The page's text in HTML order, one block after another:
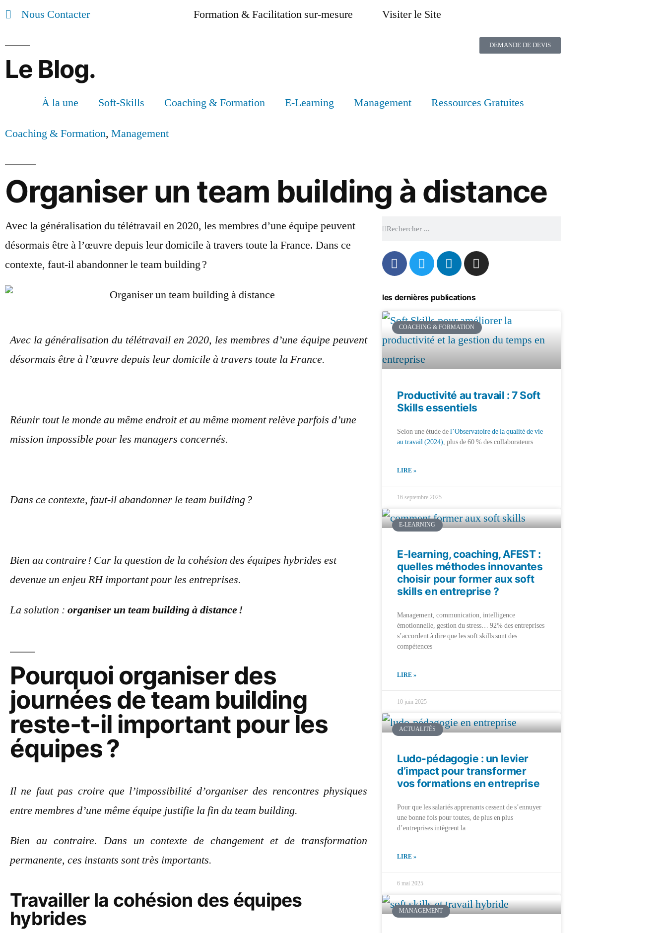
Nous Contacter Formation & Facilitation sur-mesure Visiter le Site
Le Blog.
DEMANDE DE DEVIS
À la une Soft-Skills Coaching & Formation E-Learning Management Ressources Gratuites
Coaching & Formation, Management
Organiser un team building à distance
Avec la généralisation du télétravail en 2020, les membres d’une équipe peuvent
désormais être à l’œuvre depuis leur domicile à travers toute la France. Dans ce
contexte, faut-il abandonner le team building ?
Avec la généralisation du télétravail en 2020, les membres d’une équipe peuvent
désormais être à l’œuvre depuis leur domicile à travers toute la France.
Réunir tout le monde au même endroit et au même moment relève parfois d’une
mission impossible pour les managers concernés.
Dans ce contexte, faut-il abandonner le team building ?
Bien au contraire ! Car la question de la cohésion des équipes hybrides est
devenue un enjeu RH important pour les entreprises.
La solution : organiser un team building à distance !
Pourquoi organiser des
journées de team building
reste-t-il important pour les
équipes ?
Il ne faut pas croire que l’impossibilité d’organiser des rencontres physiques
entre membres d’une même équipe justifie la fin du team building.
Bien au contraire. Dans un contexte de changement et de transformation
permanente, ces instants sont très importants.
Travailler la cohésion des équipes
hybrides
les dernières publications
COACHING & FORMATION
Productivité au travail : 7 Soft
Skills essentiels
Selon une étude del’Observatoire de la qualité de vie
au travail (2024), plus de 60 % des collaborateurs
LIRE »
16 septembre 2025
E-LEARNING
E-learning, coaching, AFEST :
quelles méthodes innovantes
choisir pour former aux soft
skills en entreprise ?
Management, communication, intelligence
émotionnelle, gestion du stress… 92% des entreprises
s’accordent à dire que les soft skills sont des
compétences
LIRE »
10 juin 2025
ACTUALITÉS
Ludo-pédagogie : un levier
d’impact pour transformer
vos formations en entreprise
Pour que les salariés apprenants cessent de s’ennuyer
une bonne fois pour toutes, de plus en plus
d’entreprises intègrent la
LIRE »
6 mai 2025
MANAGEMENT